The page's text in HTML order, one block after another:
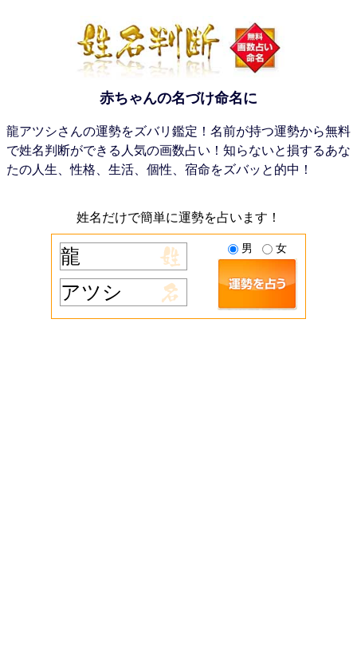
赤ちゃんの名づけ命名に
龍アツシさんの運勢をズバリ鑑定！名前が持つ運勢から無料
で姓名判断ができる人気の画数占い！知らないと損するあな
たの人生、性格、生活、個性、宿命をズバッと的中！
姓名だけで簡単に運勢を占います！
男 女